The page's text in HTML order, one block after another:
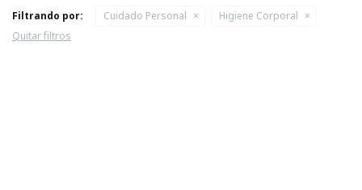
Filtrando por: Cuidado Personal
Higiene Corporal
Quitar filtros
Higiene y Bienestar